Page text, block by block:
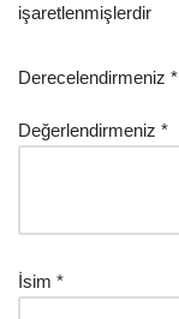
işaretlenmişlerdir
Derecelendirmeniz *
Değerlendirmeniz *
İsim *